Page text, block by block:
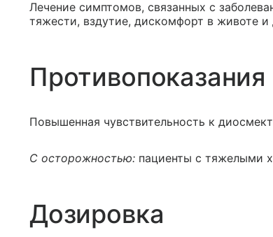
Лечение симптомов, связанных с
тяжести, вздутие, дискомфорт в животе
Противопоказания
Повышенная чувствительность к
С осторожностью: пациенты с тяжелыми
Дозировка